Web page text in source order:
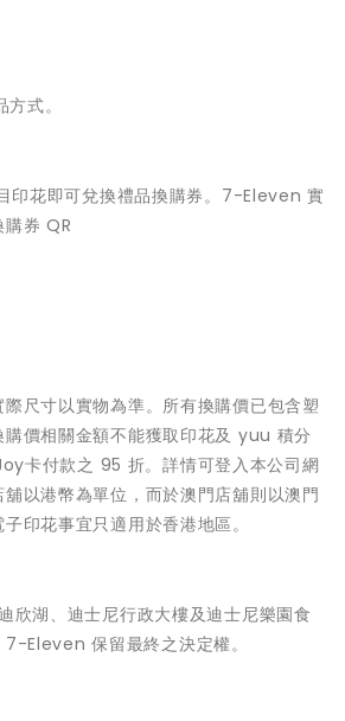
式。
印花即可兌換禮品換購券。7-Eleven 實
券 QR
尺寸以實物為準。所有換購價已包含塑
價相關金額不能獲取印花及 yuu 積分
卡付款之 95 折。詳情可登入本公司網
以港幣為單位，而於澳門店舖則以澳門
印花事宜只適用於香港地區。
欣湖、迪士尼行政大樓及迪士尼樂園食
Eleven 保留最終之決定權。